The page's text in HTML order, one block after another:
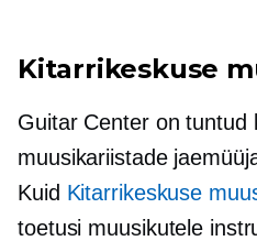
Kitarrikeskuse
Guitar Center on tuntud
muusikariistade
Kuid Kitarrikeskuse
toetusi muusikutele